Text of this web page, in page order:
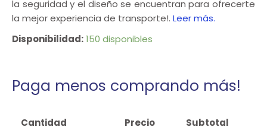
la seguridad y el diseño se encuentran para ofrecerte
la mejor experiencia de transporte!. Leer más.
Disponibilidad:150 disponibles
Paga menos comprando más!
Cantidad Precio Subtotal
Mochila
Poliéster
cantidad